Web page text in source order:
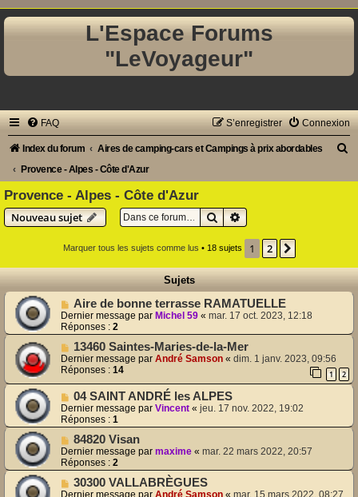
L'Espace Forums
"LeVoyageur"
FAQ Connexion
S’enregistrer
Index du forum
Aires de camping-cars et Campings à prix abordables
Provence - Alpes - Côte d'Azur
h
r
Provence - Alpes - Côte d'Azur
Nouveau sujet
RechercherRecherche avancée
Marquer tous les sujets comme lus • 18 sujets 1 2
Sujets
Aire de bonne terrasse RAMATUELLE
Dernier message par Michel 59 « mar. 17 oct. 2023, 12:18
Réponses : 2
13460 Saintes-Maries-de-la-Mer
Dernier message par André Samson « dim. 1 janv. 2023, 09:56
Réponses : 14 1 2
04 SAINT ANDRÉ les ALPES
Dernier message par Vincent « jeu. 17 nov. 2022, 19:02
Réponses : 1
84820 Visan
Dernier message par maxime « mar. 22 mars 2022, 20:57
Réponses : 2
30300 VALLABRÈGUES
Dernier message par André Samson « mar. 15 mars 2022, 08:27